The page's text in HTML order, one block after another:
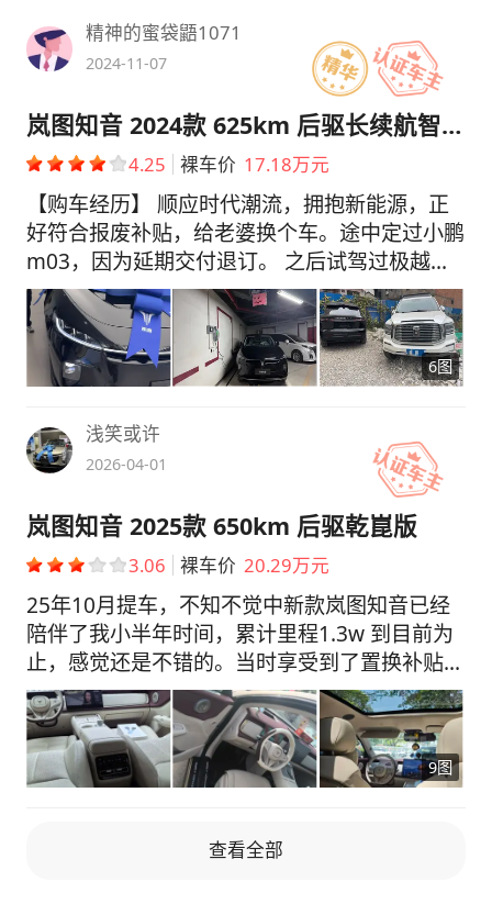
精神的蜜袋鼯1071
2024-11-07
岚图知音 2024款 625km 后驱长续航智享版
4.25 裸车价 17.18万元
【购车经历】 顺应时代潮流，拥抱新能源，正
好符合报废补贴，给老婆换个车。途中定过小鹏
m03，因为延期交付退订。 之后试驾过极越，
极氪x，最后在深蓝s07和岚图知音做了对比，
深蓝最后都要下定金了，因为销售电话里面说的
价格不能成交，最后放弃。选择岚图也是因为岚
图的服务，还有底盘调教也不错。 【驾驶感
挺不错的，过比较高的减速带，有点欠缺。底盘
十分紧凑，操控也比较舒适。满分100的话，底
盘总体感觉 80+ 【续航】 电耗平均15.5左右，
这个是因人而异吧，平时开啥车都是大脚油门，
相比油车这个意见超级节省了。 【销售态度】
从上门试驾到之后的联系洽谈，体验感非常的不
错 【空间表现】 后排空间挺不错的，不足的是
后面溜背造型导致后备箱有点小 【亮点配置】
中控的oled屏幕真的是很清晰，然后语音识别
比我的坦克强很多 【提车价格】 小定优惠
3015，置换补贴5000，车谷补贴10000，报废
补贴20000，保险花费5100合计落地15.5左右
6图
浅笑或许
2026-04-01
岚图知音 2025款 650km 后驱乾崑版
3.06 裸车价 20.29万元
25年10月提车，不知不觉中新款岚图知音已经
陪伴了我小半年时间，累计里程1.3w 到目前为
止，感觉还是不错的。当时享受到了置换补贴
+市补，额外送了米其林静音轮胎，只可惜没有
争取到充电桩。 冬天续航受温度影响，电耗
18/19，满电也只能跑300km左右！当然个人习
惯保留20%的电就开始充，这样实际使用里程
用比较理想。 现气温缓慢回升，满电续航450左
右，电耗大概15左右，依然保留20%电量情况
9图
查看全部